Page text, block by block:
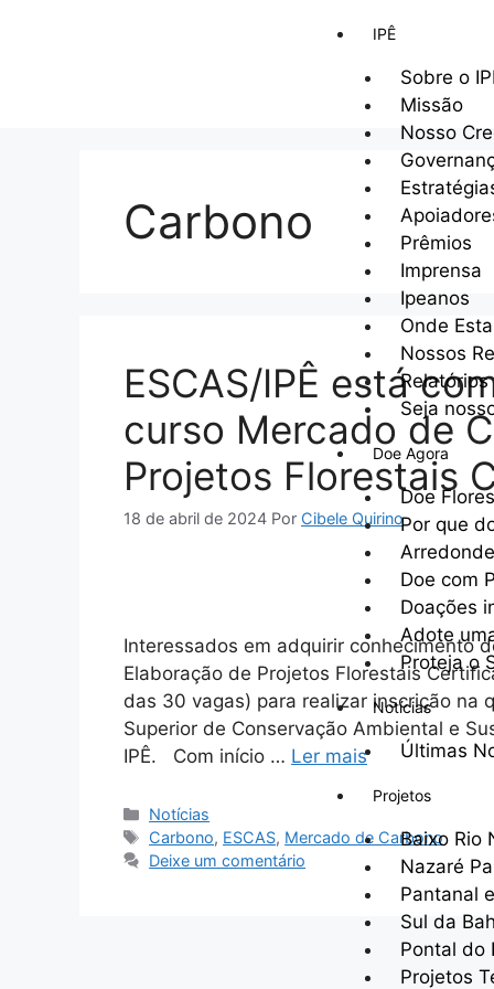
IPÊ
Sobre o
Missão
Nosso
Prêmios
Imprensa
Ipeanos
Onde
Nossos
Seja
Doe Agora
Doe
Por que
Doe com
Doações
Adote
Proteja o
Notícias
Últimas
Projetos
Baixo Rio
Nazaré
Pantanal
Sul da
Pontal do
Projetos
Carbono
ESCAS/IPÊ está
curso Mercado de
Projetos Florestais
18 de abril de 2024 Por Cibele Quirino
Interessados em adquirir conhecimento
Elaboração de Projetos Florestais
das 30 vagas) para realizar inscrição na
Superior de Conservação Ambiental e
IPÊ. Com início … Ler mais
Notícias
Carbono, ESCAS, Mercado de Carbono
Deixe um comentário